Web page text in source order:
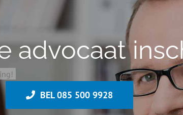
advocaat
BEL 085 500 9928